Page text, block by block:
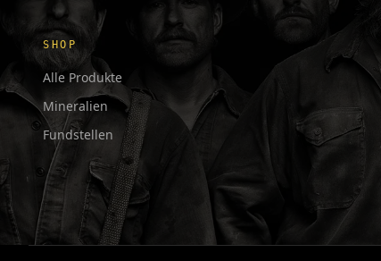
SHOP
Alle Produkte
Mineralien
Fundstellen